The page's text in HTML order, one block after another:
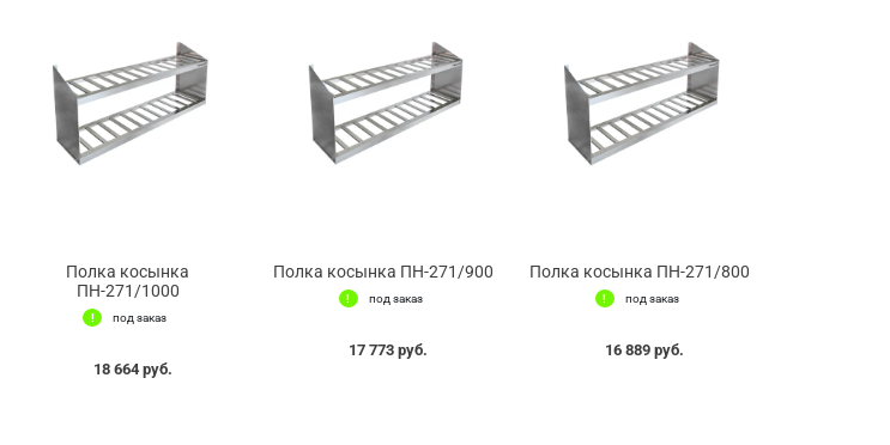
Полка косынка
ПН-271/1000
под заказ
18 664 руб.
Полка косынка ПН-271/900
под заказ
17 773 руб.
Полка косынка ПН-271/800
под заказ
16 889 руб.